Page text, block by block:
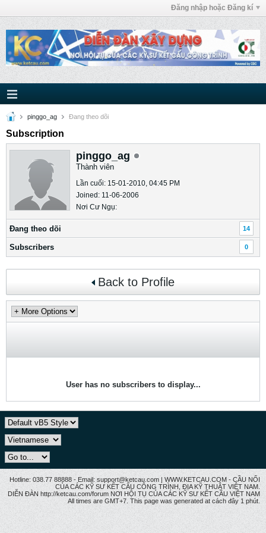
Đăng nhập hoặc Đăng kí
pinggo_ag Ðang theo dõi
Subscription
pinggo_ag
Thành viên
Lần cuối: 15-01-2010, 04:45 PM
Joined: 11-06-2006
Nơi Cư Ngụ:
Ðang theo dõi 14
Subscribers 0
Back to Profile
User has no subscribers to display...
Hotline: 038.77 88888 - Email: support@ketcau.com | WWW.KETCAU.COM - CẦU NỐI
CỦA CÁC KỸ SƯ KẾT CẤU CÔNG TRÌNH, ĐỊA KỸ THUẬT VIỆT NAM.
DIỄN ĐÀN http://ketcau.com/forum NƠI HỘI TỤ CỦA CÁC KỸ SƯ KẾT CÂU VIỆT NAM
All times are GMT+7. This page was generated at cách đây 1 phút.